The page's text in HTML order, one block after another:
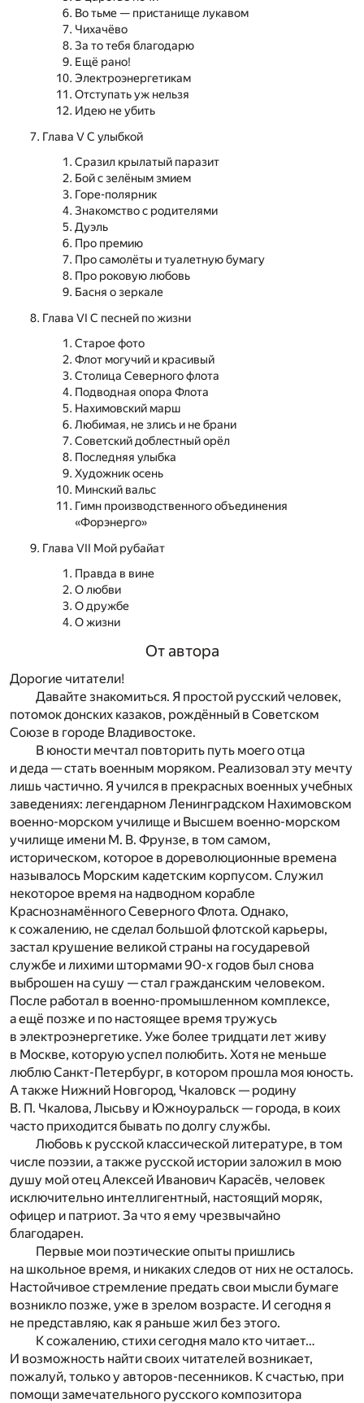
Во тьме — пристанище лукавом
Чихачёво
За то тебя благодарю
Ещё рано!
Электроэнергетикам
Отступать уж нельзя
Идею не убить
Глава V С улыбкой
Сразил крылатый паразит
Бой с зелёным змием
Горе-полярник
Знакомство с родителями
Дуэль
Про премию
Про самолёты и туалетную бумагу
Про роковую любовь
Басня о зеркале
Глава VI С песней по жизни
Старое фото
Флот могучий и красивый
Столица Северного флота
Подводная опора Флота
Нахимовский марш
Любимая, не злись и не брани
Советский доблестный орёл
Последняя улыбка
Художник осень
Минский вальс
Гимн производственного объединения
«Форэнерго»
Глава VII Мой рубайат
Правда в вине
О любви
О дружбе
О жизни
От автора
Дорогие читатели!
Давайте знакомиться. Я простой русский человек,
потомок донских казаков, рождённый в Советском
Союзе в городе Владивостоке.
В юности мечтал повторить путь моего отца
и деда — стать военным моряком. Реализовал эту мечту
лишь частично. Я учился в прекрасных военных учебных
заведениях: легендарном Ленинградском Нахимовском
военно-морском училище и Высшем военно-морском
училище имени М. В. Фрунзе, в том самом,
историческом, которое в дореволюционные времена
называлось Морским кадетским корпусом. Служил
некоторое время на надводном корабле
Краснознамённого Северного Флота. Однако,
к сожалению, не сделал большой флотской карьеры,
застал крушение великой страны на государевой
службе и лихими штормами 90-х годов был снова
выброшен на сушу — стал гражданским человеком.
После работал в военно-промышленном комплексе,
а ещё позже и по настоящее время тружусь
в электроэнергетике. Уже более тридцати лет живу
в Москве, которую успел полюбить. Хотя не меньше
люблю Санкт-Петербург, в котором прошла моя юность.
А также Нижний Новгород, Чкаловск — родину
В. П. Чкалова, Лысьву и Южноуральск — города, в коих
часто приходится бывать по долгу службы.
Любовь к русской классической литературе, в том
числе поэзии, а также русской истории заложил в мою
душу мой отец Алексей Иванович Карасёв, человек
исключительно интеллигентный, настоящий моряк,
офицер и патриот. За что я ему чрезвычайно
благодарен.
Первые мои поэтические опыты пришлись
на школьное время, и никаких следов от них не осталось.
Настойчивое стремление предать свои мысли бумаге
возникло позже, уже в зрелом возрасте. И сегодня я
не представляю, как я раньше жил без этого.
К сожалению, стихи сегодня мало кто читает…
И возможность найти своих читателей возникает,
пожалуй, только у авторов-песенников. К счастью, при
помощи замечательного русского композитора